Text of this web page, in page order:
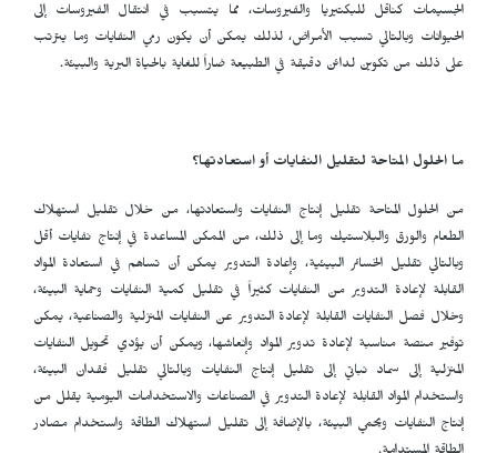
الجسيمات كناقل للبكتيريا والفيروسات، مما يتسبب في انتقال الفيروسات إلى
الحيوانات وبالتالي تسبب الأمراض، لذلك يمكن أن يكون رمي النفايات وما يترتب
على ذلك من تكوين لدائن دقيقة في الطبيعة ضاراً للغاية بالحياة البرية والبيئة.
ما الحلول المتاحة لتقليل النفايات أو استعادتها؟
من الحلول المتاحة تقليل إنتاج النفايات واستعادتها، من خلال تقليل استهلاك
الطعام والورق والبلاستيك وما إلى ذلك، من الممكن المساعدة في إنتاج نفايات أقل
وبالتالي تقليل الخسائر البيئية، وإعادة التدوير يمكن أن تساهم في استعادة المواد
القابلة لإعادة التدوير من النفايات كثيراً في تقليل كمية النفايات وحماية البيئة،
وخلال فصل النفايات القابلة لإعادة التدوير عن النفايات المنزلية والصناعية، يمكن
توفير منصة مناسبة لإعادة تدوير المواد وإنعاشها، ويمكن أن يؤدي تحويل النفايات
المنزلية إلى سماد نباتي إلى تقليل إنتاج النفايات وبالتالي تقليل فقدان البيئة،
واستخدام المواد القابلة لإعادة التدوير في الصناعات والاستخدامات اليومية يقلل من
إنتاج النفايات ويحمي البيئة، بالإضافة إلى تقليل استهلاك الطاقة واستخدام مصادر